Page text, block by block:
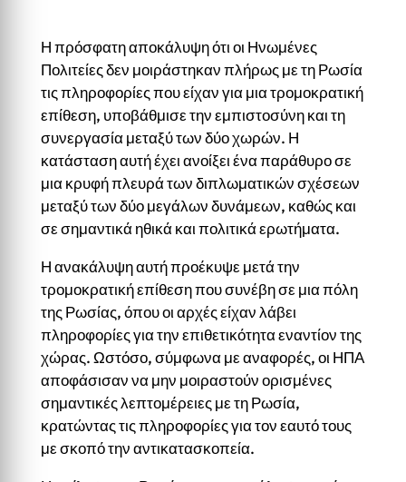
Η πρόσφατη αποκάλυψη ότι οι Ηνωμένες
Πολιτείες δεν μοιράστηκαν πλήρως με τη Ρωσία
τις πληροφορίες που είχαν για μια τρομοκρατική
επίθεση, υποβάθμισε την εμπιστοσύνη και τη
συνεργασία μεταξύ των δύο χωρών. Η
κατάσταση αυτή έχει ανοίξει ένα παράθυρο σε
μια κρυφή πλευρά των διπλωματικών σχέσεων
μεταξύ των δύο μεγάλων δυνάμεων, καθώς και
σε σημαντικά ηθικά και πολιτικά ερωτήματα.
Η ανακάλυψη αυτή προέκυψε μετά την
τρομοκρατική επίθεση που συνέβη σε μια πόλη
της Ρωσίας, όπου οι αρχές είχαν λάβει
πληροφορίες για την επιθετικότητα εναντίον της
χώρας. Ωστόσο, σύμφωνα με αναφορές, οι ΗΠΑ
αποφάσισαν να μην μοιραστούν ορισμένες
σημαντικές λεπτομέρειες με τη Ρωσία,
κρατώντας τις πληροφορίες για τον εαυτό τους
με σκοπό την αντικατασκοπεία.